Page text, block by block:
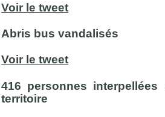
Voir le tweet
Abris bus vandalisés
Voir le tweet
416 personnes
territoire